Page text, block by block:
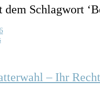
Schlagwort ‘
– Ihr